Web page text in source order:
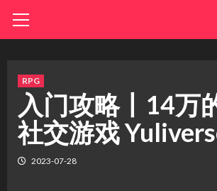
Menu
RPG
入门攻略丨14万
社交游戏
2023-07-28